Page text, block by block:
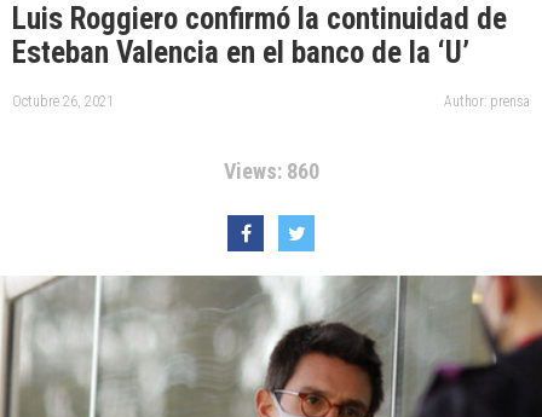
Luis Roggiero confirmó la continuidad de
Esteban Valencia en el banco de la ‘U’
Octubre 26, 2021 Author: prensa
Views: 860